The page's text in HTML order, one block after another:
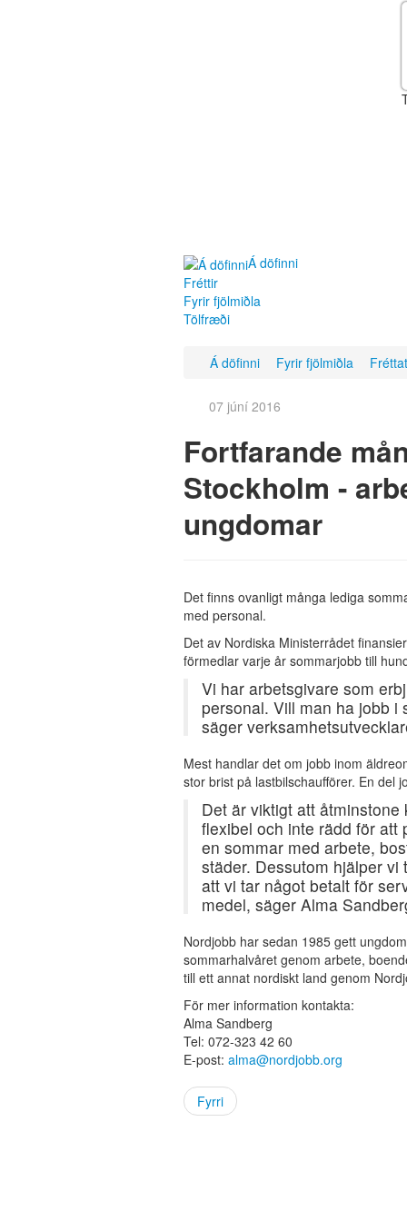
Á döfinni
Fréttir
Fyrir fjölmiðla
Tölfræði
Á döfinni Fyrir fjölmiðla
07 júní 2016
Fortfarande
Stockholm -
ungdomar
Det finns ovanligt många lediga
med personal.
Det av Nordiska Ministerrådet
förmedlar varje år sommarjobb till
Vi har arbetsgivare som
personal. Vill man ha jobb
säger
Mest handlar det om jobb inom
stor brist på lastbilschaufförer. En del
Det är viktigt att
flexibel och inte rädd för att
en sommar med arbete,
städer. Dessutom hjälper
att vi tar något betalt för
medel, säger Alma
Nordjobb har sedan 1985 gett
sommarhalvåret genom arbete,
till ett annat nordiskt land genom
För mer information kontakta:
Alma Sandberg
Tel: 072-323 42 60
E-post: alma@nordjobb.org
Fyrri